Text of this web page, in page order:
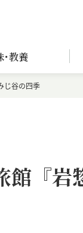
･教養
じ谷の四季
館『岩